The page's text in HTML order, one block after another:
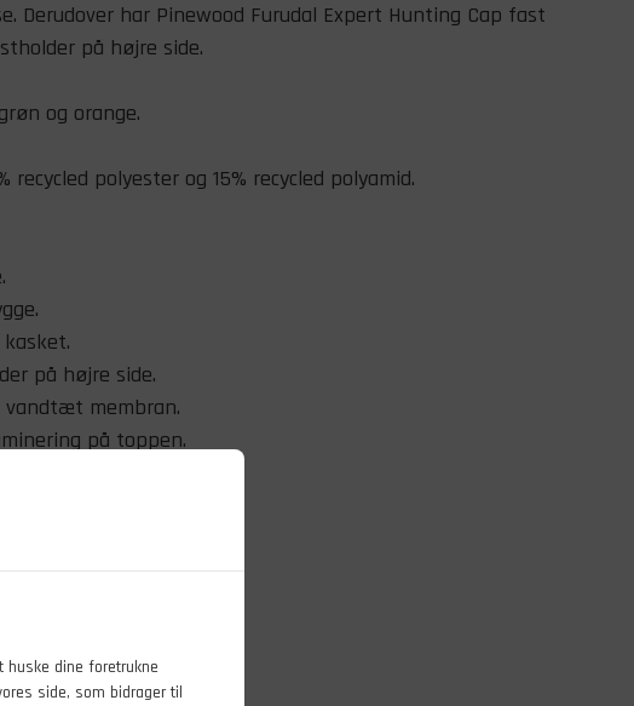
dine foretrukne
side, som bidrager til
Derudover har Pinewood Furudal Expert Hunting Cap fast
på højre side.
og orange.
recycled polyester og 15% recycled polyamid.
på højre side.
vandtæt membran.
på toppen.